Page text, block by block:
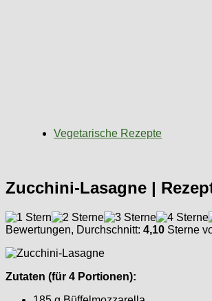
Vegetarische Rezepte
Zucchini-Lasagne |
Bewertungen, Durchschnitt: 4,10 Sterne
Zutaten (für 4 Portionen):